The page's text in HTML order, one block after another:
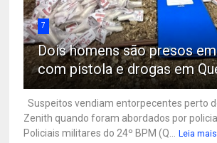
7
Dois homens são presos
com pistola e drogas em
Suspeitos vendiam entorpecentes perto
Zenith quando foram abordados por
Policiais militares do 24º BPM (Q... Leia mais